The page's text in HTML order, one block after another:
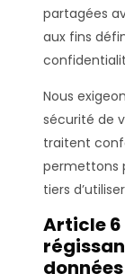
partagées
aux fins
Nous
sécurité de
traitent
permettons
tiers
Article 6
données